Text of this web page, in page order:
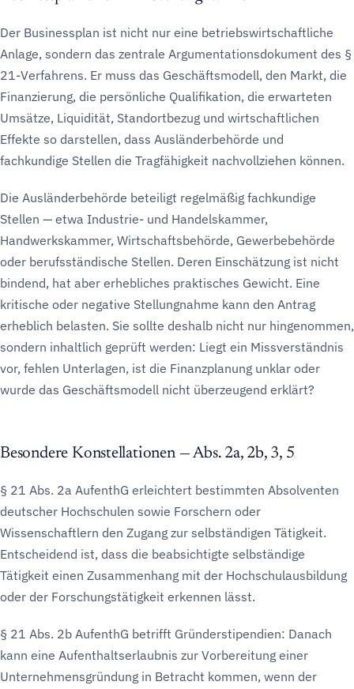
Der Businessplan ist nicht nur eine betriebswirtschaftliche
Anlage, sondern das zentrale Argumentationsdokument des §
21-Verfahrens. Er muss das Geschäftsmodell, den Markt, die
Finanzierung, die persönliche Qualifikation, die erwarteten
Umsätze, Liquidität, Standortbezug und wirtschaftlichen
Effekte so darstellen, dass Ausländerbehörde und
fachkundige Stellen die Tragfähigkeit nachvollziehen können.
Die Ausländerbehörde beteiligt regelmäßig fachkundige
Stellen — etwa Industrie- und Handelskammer,
Handwerkskammer, Wirtschaftsbehörde, Gewerbebehörde
oder berufsständische Stellen. Deren Einschätzung ist nicht
bindend, hat aber erhebliches praktisches Gewicht. Eine
kritische oder negative Stellungnahme kann den Antrag
erheblich belasten. Sie sollte deshalb nicht nur hingenommen,
sondern inhaltlich geprüft werden: Liegt ein Missverständnis
vor, fehlen Unterlagen, ist die Finanzplanung unklar oder
wurde das Geschäftsmodell nicht überzeugend erklärt?
Besondere Konstellationen — Abs. 2a, 2b, 3, 5
§ 21 Abs. 2a AufenthG erleichtert bestimmten Absolventen
deutscher Hochschulen sowie Forschern oder
Wissenschaftlern den Zugang zur selbständigen Tätigkeit.
Entscheidend ist, dass die beabsichtigte selbständige
Tätigkeit einen Zusammenhang mit der Hochschulausbildung
oder der Forschungstätigkeit erkennen lässt.
§ 21 Abs. 2b AufenthG betrifft Gründerstipendien: Danach
kann eine Aufenthaltserlaubnis zur Vorbereitung einer
Unternehmensgründung in Betracht kommen, wenn der